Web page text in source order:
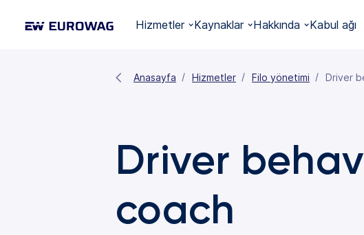
Hizmetler Kaynaklar Hakkında Kabul ağı
Anasayfa Hizmetler Filo yönetimi Driver
Driver
coach